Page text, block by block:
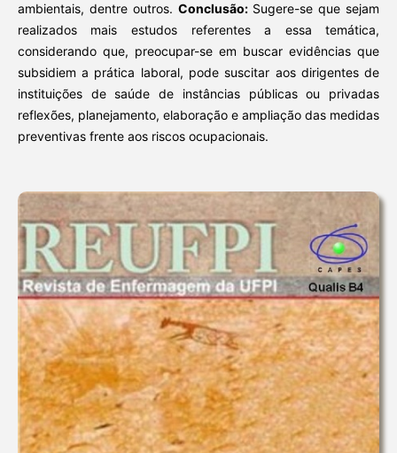
ambientais, dentre outros. Conclusão:Sugere-se que sejam
realizados mais estudos referentes a essa temática,
considerando que, preocupar-se em buscar evidências que
subsidiem a prática laboral, pode suscitar aos dirigentes de
instituições de saúde de instâncias públicas ou privadas
reflexões, planejamento, elaboração e ampliação das medidas
preventivas frente aos riscos ocupacionais.